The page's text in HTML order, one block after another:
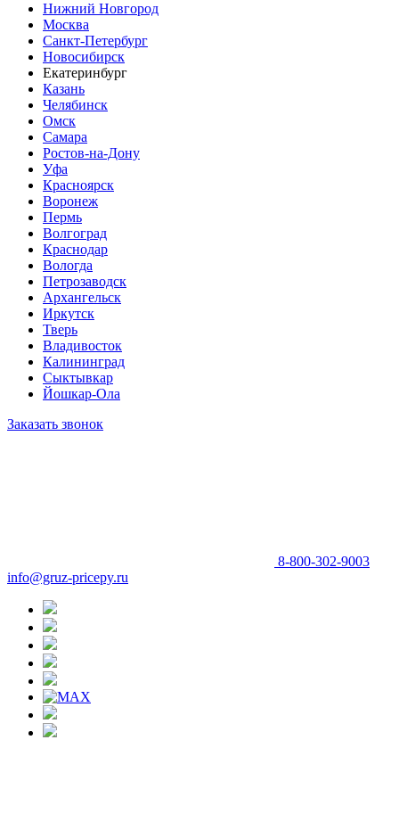
Нижний Новгород
Москва
Санкт-Петербург
Новосибирск
Екатеринбург
Казань
Челябинск
Омск
Самара
Ростов-на-Дону
Уфа
Красноярск
Воронеж
Пермь
Волгоград
Краснодар
Вологда
Петрозаводск
Архангельск
Иркутск
Тверь
Владивосток
Калининград
Сыктывкар
Йошкар-Ола
Заказать звонок
8-800-302-9003
info@gruz-pricepy.ru